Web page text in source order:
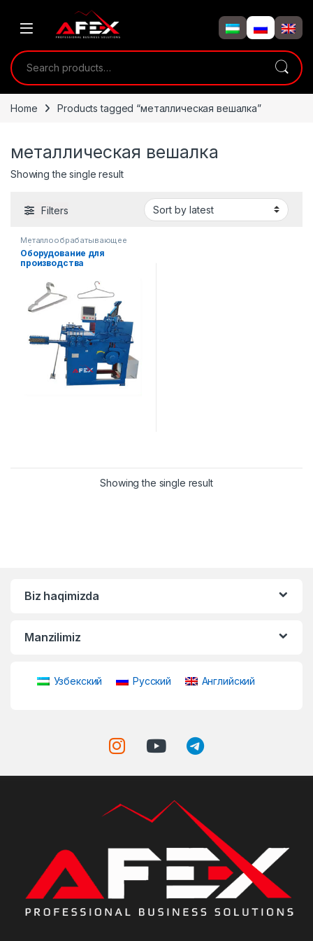
Search for:
Home Products tagged “металлическая вешалка”
металлическая вешалка
Showing the single result
Filters
Металлообрабатывающее
оборудование
Оборудование для
производства
Showing the single result
Biz haqimizda
Manzilimiz
Узбекский Русский Английский